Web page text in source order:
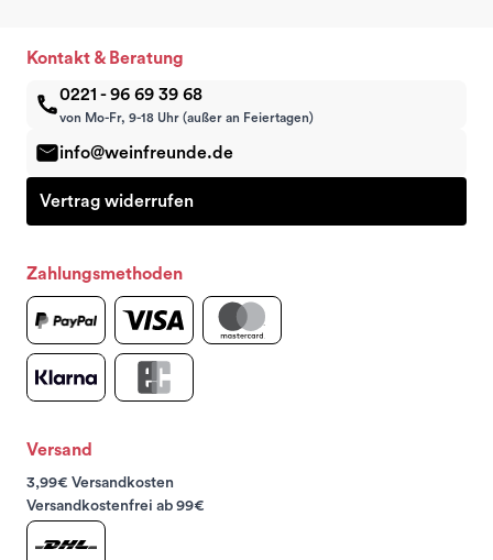
Kontakt & Beratung
0221 - 96 69 39 68
von Mo-Fr, 9-18 Uhr (außer an Feiertagen)
info@weinfreunde.de
Vertrag widerrufen
Zahlungsmethoden
Versand
3,99€ Versandkosten
Versandkostenfrei ab 99€